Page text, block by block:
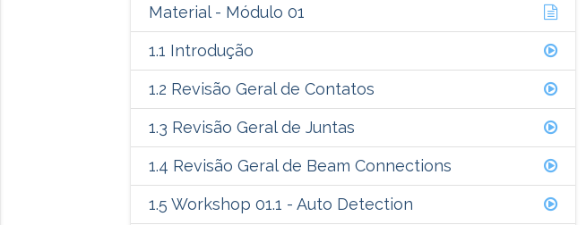
Material - Módulo 01
1.1 Introdução
1.2 Revisão Geral de Contatos
1.3 Revisão Geral de Juntas
1.4 Revisão Geral de Beam Connections
1.5 Workshop 01.1 - Auto Detection